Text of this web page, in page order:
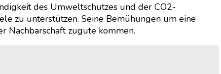
des Umweltschutzes und der CO2-
zu unterstützen. Seine Bemühungen um eine
zugute kommen.